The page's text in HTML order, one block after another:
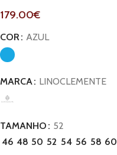
179.00€
COR AZUL
MARCA LINOCLEMENTE
TAMANHO
52
46 48 50 52 54 56 58 60